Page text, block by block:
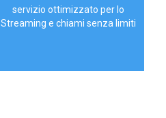
servizio ottimizzato per lo
Streaming e chiami senza limiti